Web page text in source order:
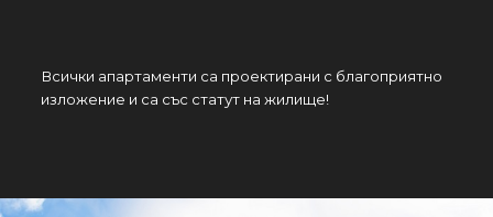
Всички апартаменти са проектирани с благоприятно
изложение и са със статут на жилище!